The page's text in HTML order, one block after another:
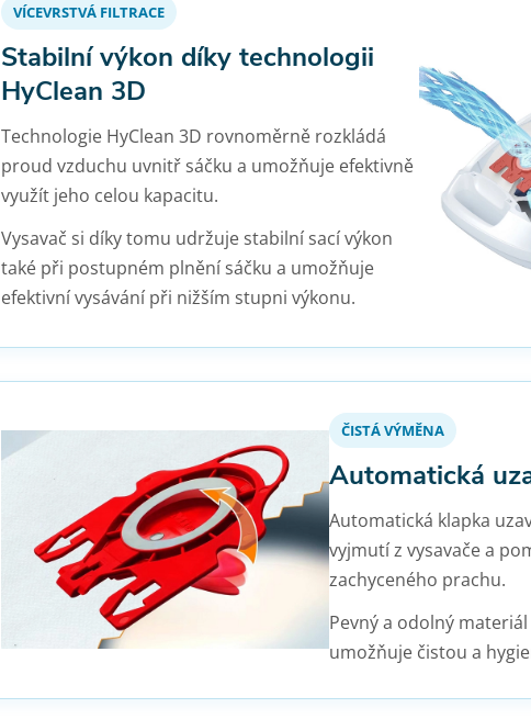
VÍCEVRSTVÁ FILTRACE
Stabilní výkon díky technologii
HyClean 3D
Technologie HyClean 3D rovnoměrně rozkládá
proud vzduchu uvnitř sáčku a umožňuje efektivně
využít jeho celou kapacitu.
Vysavač si díky tomu udržuje stabilní sací výkon
také při postupném plnění sáčku a umožňuje
efektivní vysávání při nižším stupni výkonu.
ČISTÁ VÝMĚNA
Automatická
Automatická klapka
vyjmutí z vysavače a
zachyceného prachu.
Pevný a odolný
umožňuje čistou a